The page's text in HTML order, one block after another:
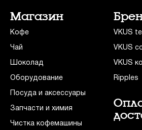
Магазин
Кофе
Чай
Шоколад
Оборудование
Посуда и аксессуары
Запчасти и химия
Чистка кофемашины
VKUS
VKUS
VKUS
Ripples